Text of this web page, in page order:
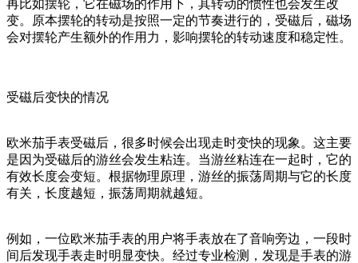
再比如摆轮，它在磁场的作用下，其转动的惯性也会发生改
变。原本摆轮的转动是按照一定的节奏进行的，受磁后，磁场
会对摆轮产生额外的作用力，影响摆轮的转动速度和稳定性。
受磁后变快的情况
欧米茄手表受磁后，很多时候会出现走时变快的现象。这主要
是因为受磁后的游丝会发生粘连。当游丝粘连在一起时，它的
有效长度会变短。根据物理原理，游丝的振荡周期与它的长度
有关，长度越短，振荡周期就越短。
例如，一位欧米茄手表的用户将手表放在了音响旁边，一段时
间后发现手表走时明显变快。经过专业检测，发现是手表的游